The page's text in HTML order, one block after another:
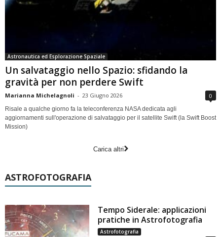
Astronautica ed Esplorazione Spaziale
Un salvataggio nello Spazio: sfidando la
gravità per non perdere Swift
Marianna Michelagnoli - 23 Giugno 2026 0
Risale a qualche giorno fa la teleconferenza NASA dedicata agli
aggiornamenti sull'operazione di salvataggio per il satellite Swift (la Swift Boost
Mission)
Carica altri
ASTROFOTOGRAFIA
Tempo Siderale: applicazioni
pratiche in Astrofotografia
Astrofotografia